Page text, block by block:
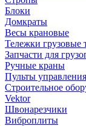
Блоки
Домкраты
Весы крановые
Тележки грузовые
Запчасти для
Ручные краны
Пульты управления
Строительное
Vektor
Швонарезчики
Виброплиты